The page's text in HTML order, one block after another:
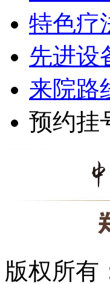
特色疗
先进设
来院路
预约挂
版权所有